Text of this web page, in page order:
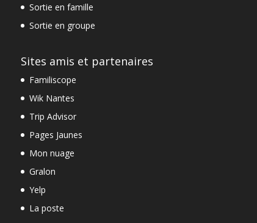
Sortie en famille
Sortie en groupe
Sites amis et partenaires
Familiscope
Wik Nantes
Trip Advisor
Pages Jaunes
Mon nuage
Gralon
Yelp
La poste